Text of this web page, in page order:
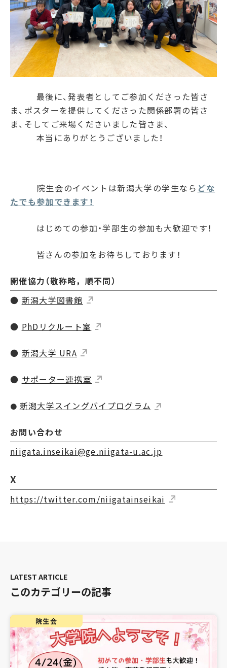
最後に、発表者としてご参加くださった皆さ
ま、ポスターを提供してくださった関係部署の皆さ
ま、そしてご来場くださいました皆さま、
本当にありがとうございました！
院生会のイベントは新潟大学の学生なら どな
たでも参加できます！
はじめての参加・学部生の参加も大歓迎です！
皆さんの参加をお待ちしております！
開催協力（敬称略，順不同）
● 新潟大学図書館
● PhDリクルート室
● 新潟大学 URA
● サポーター連携室
● 新潟大学スイングバイプログラム
お問い合わせ
niigata.inseikai@ge.niigata-u.ac.jp
X
https://twitter.com/niigatainseikai
このカテゴリーの記事
院生会